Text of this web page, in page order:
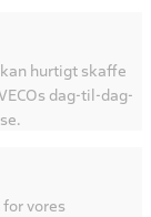
hurtigt skaffe
dag-til-dag-
vores